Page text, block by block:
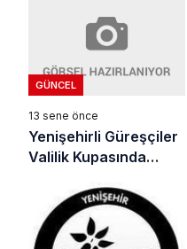
GÜNCEL
13 sene önce
Yenişehirli Güreşçiler
Valilik Kupasında